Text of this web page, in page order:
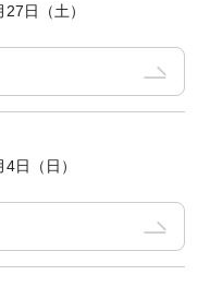
日（土）
日（日）